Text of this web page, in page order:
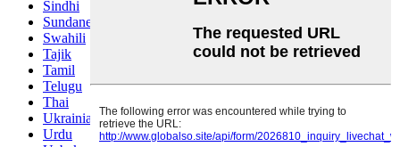
Sindhi
Sundanese
Swahili
Tajik
Tamil
Telugu
Thai
Ukrainian
Urdu